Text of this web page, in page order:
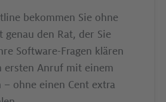
bekommen Sie ohne
genau den Rat, der Sie
Software-Fragen klären
ersten Anruf mit einem
– ohne einen Cent extra